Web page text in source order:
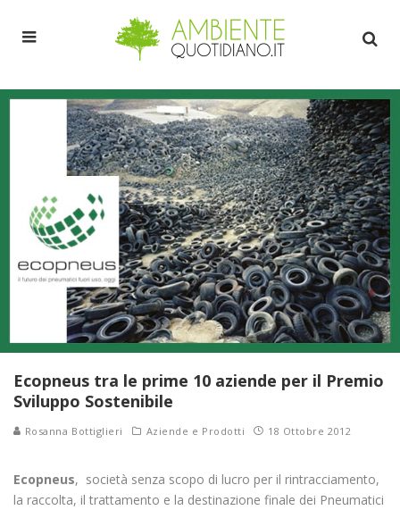
Ecopneus tra le prime 10 aziende per il Premio
Sviluppo Sostenibile
Rosanna Bottiglieri Aziende e Prodotti 18 Ottobre 2012
Ecopneus, società senza scopo di lucro per il rintracciamento,
la raccolta, il trattamento e la destinazione finale dei Pneumatici